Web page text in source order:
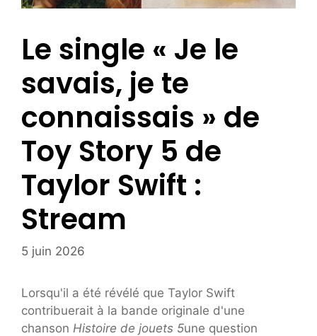
Le single « Je le
savais, je te
connaissais » de
Toy Story 5 de
Taylor Swift :
Stream
5 juin 2026
Lorsqu'il a été révélé que Taylor Swift
contribuerait à la bande originale d'une
chanson Histoire de jouets 5une question